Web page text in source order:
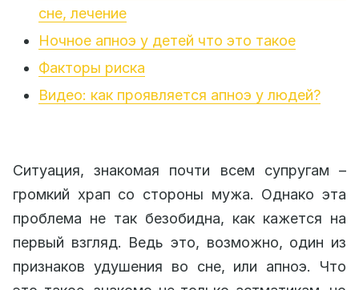
сне, лечение
Ночное апноэ у детей что это такое
Факторы риска
Видео: как проявляется апноэ у людей?
Ситуация, знакомая почти всем супругам –
громкий храп со стороны мужа. Однако эта
проблема не так безобидна, как кажется на
первый взгляд. Ведь это, возможно, один из
признаков удушения во сне, или апноэ. Что